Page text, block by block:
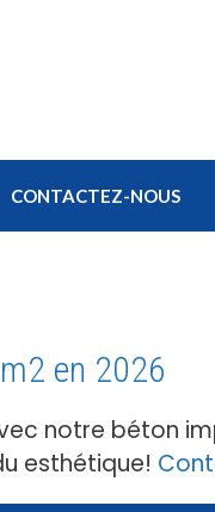
CONTACTEZ-NOUS
en 2026
notre béton
esthétique!